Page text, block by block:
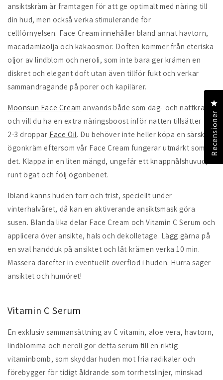
ansiktskräm är framtagen för att ge optimalt med näring till
din hud, men också verka stimulerande för
cellförnyelsen. Face Cream innehåller bland annat havtorn,
macadamiaolja och kakaosmör. Doften kommer från eteriska
oljor av lindblom och neroli, som inte bara ger krämen en
diskret och elegant doft utan även tillför fukt och verkar
sammandragande på porer och kapilärer.
Moonsun Face Cream används både som dag- och nattkräm,
och vill du ha en extra näringsboost inför natten tillsätter du
2-3 droppar Face Oil. Du behöver inte heller köpa en särskild
ögonkräm eftersom vår Face Cream fungerar utmärkt som
det. Klappa in en liten mängd, ungefär ett knappnålshuvud,
runt ögat och följ ögonbenet.
Ibland känns huden torr och trist, speciellt under
vinterhalvåret, då kan en aktiverande ansiktsmask göra
susen. Blanda lika delar Face Cream och Vitamin C Serum och
applicera över ansikte, hals och dekolletage. Lägg gärna på
en sval handduk på ansiktet och låt krämen verka 10 min.
Massera därefter in eventuellt överflöd i huden. Hurra säger
ansiktet och humöret!
Vitamin C Serum
En exklusiv sammansättning av C vitamin, aloe vera, havtorn,
lindblomma och neroli gör detta serum till en riktig
vitaminbomb, som skyddar huden mot fria radikaler och
förebygger för tidigt åldrande som torrhetslinjer, minskad
Recensioner